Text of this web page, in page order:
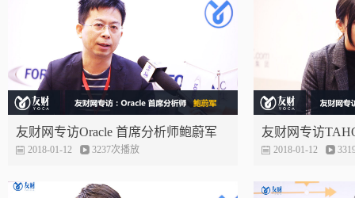
友财网专访Oracle 首席分析师鲍蔚军
——创新技术 完善投资者教育
2018-01-12 3237次播放
友财网专访
婷——“红海市场
2018-01-12